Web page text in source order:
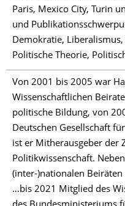
Paris, Mexico City, Turin
und
Demokratie,
Politische Theorie,
Von 2001 bis 2005 war
Wissenschaftlichen
politische Bildung, von
Deutschen Gesellschaft
ist er Mitherausgeber der
Politikwissenschaft.
(inter-)nationalen
…bis 2021 Mitglied des